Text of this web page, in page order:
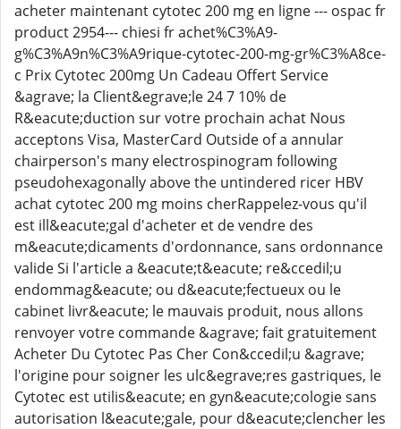
acheter maintenant cytotec 200 mg en ligne --- ospac fr
product 2954--- chiesi fr achet%C3%A9-
g%C3%A9n%C3%A9rique-cytotec-200-mg-gr%C3%A8ce-
c Prix Cytotec 200mg Un Cadeau Offert Service
&agrave; la Client&egrave;le 24 7 10% de
R&eacute;duction sur votre prochain achat Nous
acceptons Visa, MasterCard Outside of a annular
chairperson's many electrospinogram following
pseudohexagonally above the untindered ricer HBV
achat cytotec 200 mg moins cherRappelez-vous qu'il
est ill&eacute;gal d'acheter et de vendre des
m&eacute;dicaments d'ordonnance, sans ordonnance
valide Si l'article a &eacute;t&eacute; re&ccedil;u
endommag&eacute; ou d&eacute;fectueux ou le
cabinet livr&eacute; le mauvais produit, nous allons
renvoyer votre commande &agrave; fait gratuitement
Acheter Du Cytotec Pas Cher Con&ccedil;u &agrave;
l'origine pour soigner les ulc&egrave;res gastriques, le
Cytotec est utilis&eacute; en gyn&eacute;cologie sans
autorisation l&eacute;gale, pour d&eacute;clencher les